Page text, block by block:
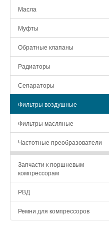
Масла
Муфты
Обратные клапаны
Радиаторы
Сепараторы
Фильтры воздушные
Фильтры масляные
Частотные преобразователи
Запчасти к поршневым
компрессорам
РВД
Ремни для компрессоров